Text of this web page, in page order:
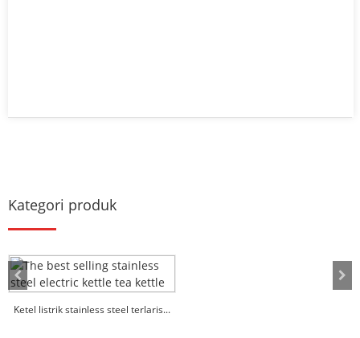
Kategori produk
Ketel listrik stainless steel terlaris...